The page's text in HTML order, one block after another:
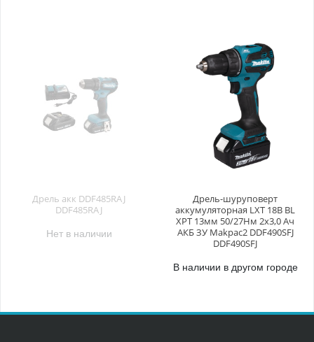
Дрель акк DDF485RAJ
DDF485RAJ
Нет в наличии
Дрель-шуруповерт
аккумуляторная LXT 18В BL
XPT 13мм 50/27Нм 2х3,0 Ач
АКБ ЗУ Makpac2 DDF490SFJ
DDF490SFJ
В наличии в другом городе